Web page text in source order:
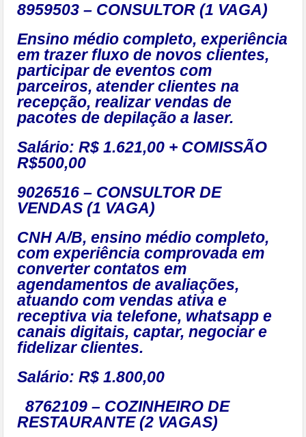
8959503 – CONSULTOR (1 VAGA)
Ensino médio completo, experiência
em trazer fluxo de novos clientes,
participar de eventos com
parceiros, atender clientes na
recepção, realizar vendas de
pacotes de depilação a laser.
Salário: R$ 1.621,00 + COMISSÃO
R$500,00
9026516 – CONSULTOR DE
VENDAS (1 VAGA)
CNH A/B, ensino médio completo,
com experiência comprovada em
converter contatos em
agendamentos de avaliações,
atuando com vendas ativa e
receptiva via telefone, whatsapp e
canais digitais, captar, negociar e
fidelizar clientes.
Salário: R$ 1.800,00
8762109 – COZINHEIRO DE
RESTAURANTE (2 VAGAS)